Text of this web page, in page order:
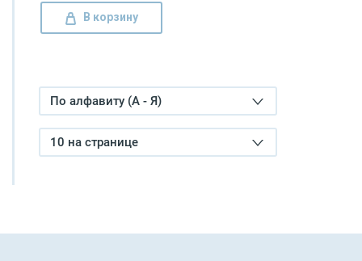
В корзину
По алфавиту (А - Я)
10 на странице